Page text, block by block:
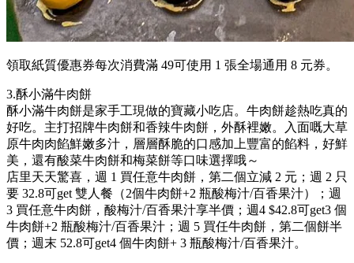
領取紙質優惠券每次消費滿 49可使用 1 張全場通用 8 元券。
3.酥小滿牛肉餅
酥小滿牛肉餅是家手工現做的寶藏小吃店。牛肉餅趁熱吃真的
好吃。主打招牌牛肉餅和香辣牛肉餅，外酥裡嫩。入面嘅大草
原牛肉肉餡鮮嫩多汁，層層酥脆的口感加上豐富的餡料，好鮮
美，還有酸菜牛肉餅和梅菜餅等口味選擇哦～
店里天天驚喜，週 1 買任意牛肉餅，第二個立減 2 元；週 2 只
要 32.8可get 雙人餐（2個牛肉餅+2 瓶酸梅汁/百香果汁）；週
3 買任意牛肉餅，酸梅汁/百香果汁享半價；週4 $42.8可get3 個
牛肉餅+2 瓶酸梅汁/百香果汁；週 5 買任牛肉餅，第二個餅半
價；週末 52.8可get4 個牛肉餅+ 3 瓶酸梅汁/百香果汁。